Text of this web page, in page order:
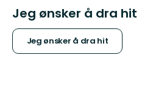
Jeg ønsker å dra hit
Jeg ønsker å dra hit